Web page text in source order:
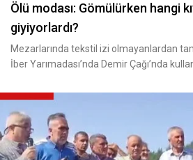
Ölü modası: Gömülürken hangi
giyiyorlardı?
Mezarlarında tekstil izi olmayanlardan
İber Yarımadası’nda Demir Çağı’nda